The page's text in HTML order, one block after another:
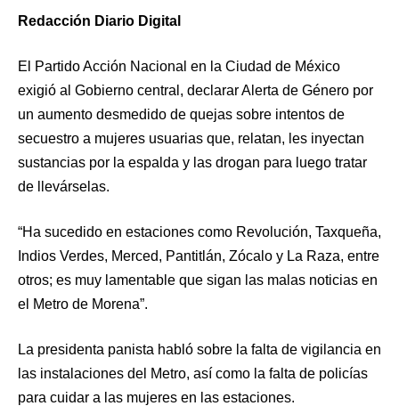
Redacción Diario Digital
El Partido Acción Nacional en la Ciudad de México
exigió al Gobierno central, declarar Alerta de Género por
un aumento desmedido de quejas sobre intentos de
secuestro a mujeres usuarias que, relatan, les inyectan
sustancias por la espalda y las drogan para luego tratar
de llevárselas.
“Ha sucedido en estaciones como Revolución, Taxqueña,
Indios Verdes, Merced, Pantitlán, Zócalo y La Raza, entre
otros; es muy lamentable que sigan las malas noticias en
el Metro de Morena”.
La presidenta panista habló sobre la falta de vigilancia en
las instalaciones del Metro, así como la falta de policías
para cuidar a las mujeres en las estaciones.